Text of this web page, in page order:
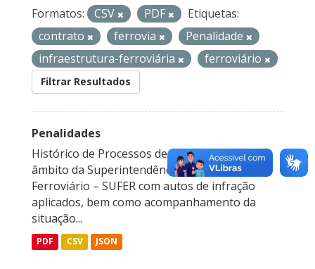
Formatos:
CSV PDF
Etiquetas:
contrato
ferrovia
Penalidade
infraestrutura-ferroviária
ferroviário
Filtrar Resultados
Penalidades
Histórico de Processos de Fiscalização no
âmbito da Superintendência de Transporte
Ferroviário – SUFER com autos de infração
aplicados, bem como acompanhamento da
situação...
PDF CSV JSON